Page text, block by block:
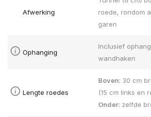
Afwerking
roede, rondom
garen
Ophanging
Inclusief
wandhaken
Lengte roedes
Boven: 30 cm
(15 cm links en
Onder: zelfde